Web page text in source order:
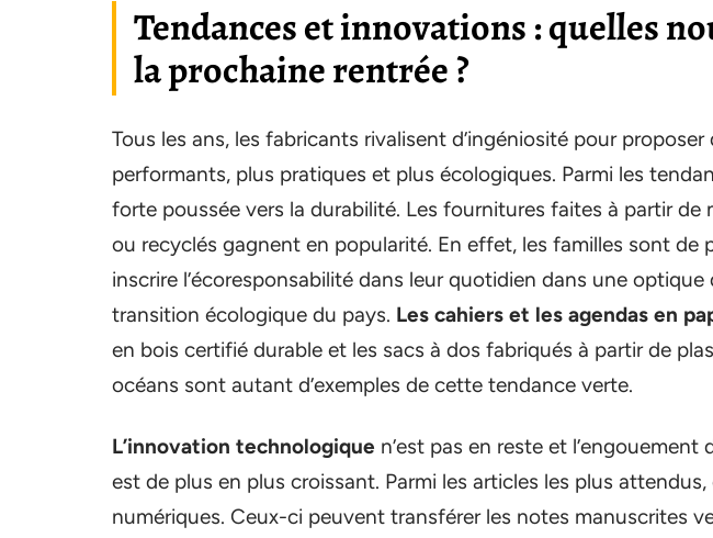
Tendances et innovations : quelles
la prochaine rentrée ?
Tous les ans, les fabricants rivalisent d’ingéniosité pour
performants, plus pratiques et plus écologiques. Parmi les
forte poussée vers la durabilité. Les fournitures faites à partir de
ou recyclés gagnent en popularité. En effet, les familles sont de
inscrire l’écoresponsabilité dans leur quotidien dans une
transition écologique du pays. Les cahiers et les agendas en
en bois certifié durable et les sacs à dos fabriqués à partir de
océans sont autant d’exemples de cette tendance verte.
L’innovation technologique n’est pas en reste et
est de plus en plus croissant. Parmi les articles les plus
numériques. Ceux-ci peuvent transférer les notes manuscrites